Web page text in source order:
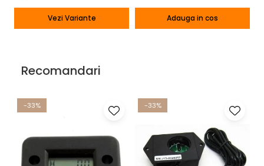
Vezi Variante Adauga in cos
Recomandari
-33% -33%